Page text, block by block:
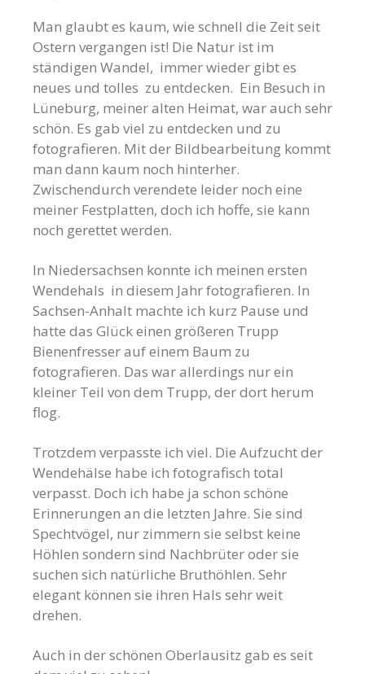
Man glaubt es kaum, wie schnell die Zeit seit
Ostern vergangen ist! Die Natur ist im
ständigen Wandel, immer wieder gibt es
neues und tolles zu entdecken. Ein Besuch in
Lüneburg, meiner alten Heimat, war auch sehr
schön. Es gab viel zu entdecken und zu
fotografieren. Mit der Bildbearbeitung kommt
man dann kaum noch hinterher.
Zwischendurch verendete leider noch eine
meiner Festplatten, doch ich hoffe, sie kann
noch gerettet werden.
In Niedersachsen konnte ich meinen ersten
Wendehals in diesem Jahr fotografieren. In
Sachsen-Anhalt machte ich kurz Pause und
hatte das Glück einen größeren Trupp
Bienenfresser auf einem Baum zu
fotografieren. Das war allerdings nur ein
kleiner Teil von dem Trupp, der dort herum
flog.
Trotzdem verpasste ich viel. Die Aufzucht der
Wendehälse habe ich fotografisch total
verpasst. Doch ich habe ja schon schöne
Erinnerungen an die letzten Jahre. Sie sind
Spechtvögel, nur zimmern sie selbst keine
Höhlen sondern sind Nachbrüteroder sie
suchen sich natürliche Bruthöhlen. Sehr
elegant können sie ihren Hals sehr weit
drehen.
Auch in der schönen Oberlausitz gab es seit